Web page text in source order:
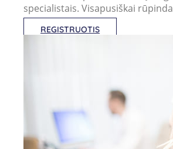
specialistais. Visapusiškai
REGISTRUOTIS